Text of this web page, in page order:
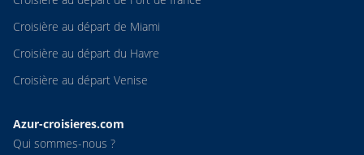
Croisière au départ de Miami
Croisière au départ du Havre
Croisière au départ Venise
Azur-croisieres.com
Qui sommes-nous ?